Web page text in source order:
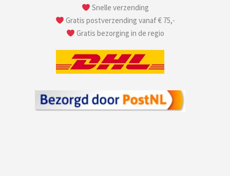
Snelle verzending
Gratis postverzending vanaf € 75,-
Gratis bezorging in de regio